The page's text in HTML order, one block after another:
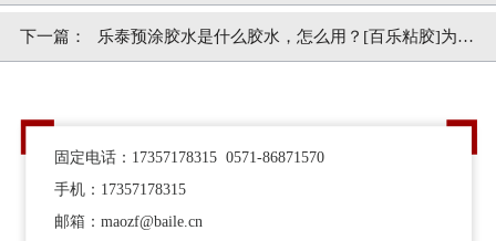
下一篇： 乐泰预涂胶水是什么胶水，怎么用？[百乐粘胶]为你
固定电话：17357178315 0571-86871570
手机：17357178315
邮箱：maozf@baile.cn